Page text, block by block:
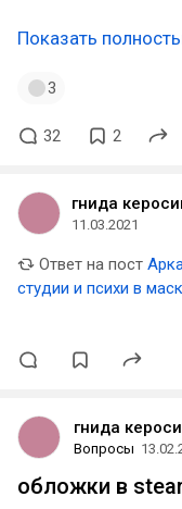
Показать
3
32 2
гнида
11.03.2021
Ответ на пост
студии и психи в
гнида
Вопросы
обложки в